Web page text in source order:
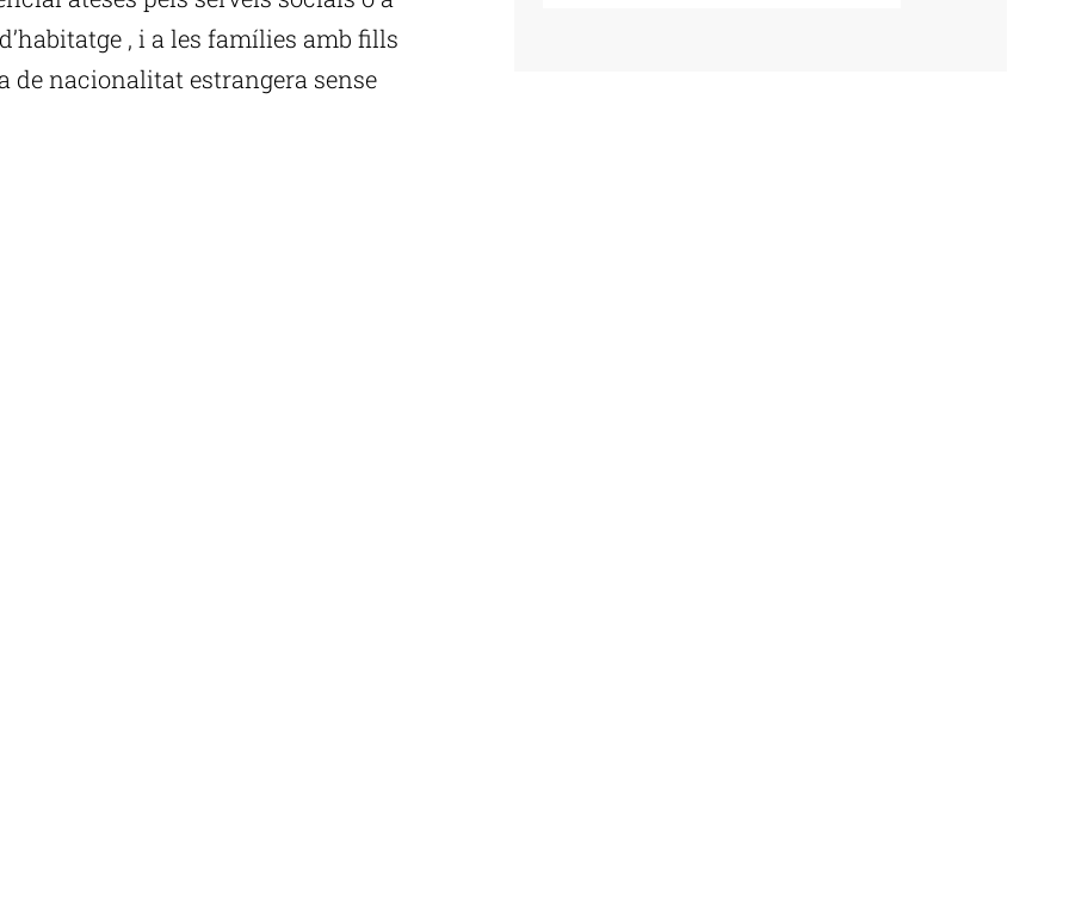
, i a les famílies amb fills
de nacionalitat estrangera sense